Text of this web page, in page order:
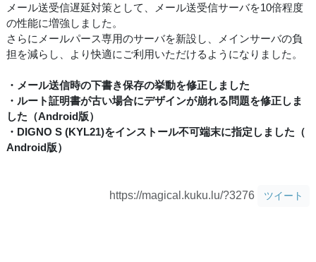
メール送受信遅延対策として、メール送受信サーバを10倍程度
の性能に増強しました。
さらにメールパース専用のサーバを新設し、メインサーバの負
担を減らし、より快適にご利用いただけるようになりました。
・メール送信時の下書き保存の挙動を修正しました
・ルート証明書が古い場合にデザインが崩れる問題を修正しま
した（Android版）
・DIGNO S (KYL21)をインストール不可端末に指定しました（
Android版）
https://magical.kuku.lu/?3276 ツイート